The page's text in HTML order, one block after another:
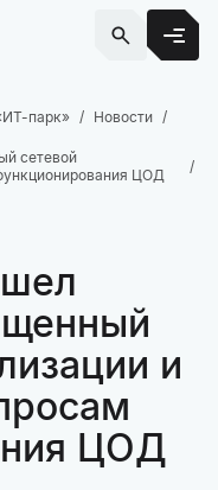
парк»
Новости
сетевой
ЦОД
и
ЦОД